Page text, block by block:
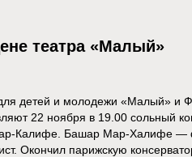
театра «Малый»
детей и молодежи «Малый» и
22 ноября в 19.00 сольный
Калифе. Башар Мар-Халифе —
Окончил парижскую